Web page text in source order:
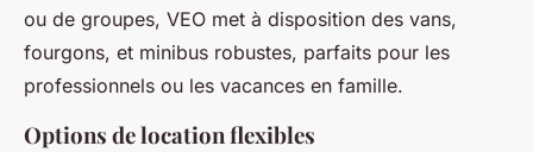
ou de groupes, VEO met à disposition des vans,
fourgons, et minibus robustes, parfaits pour les
professionnels ou les vacances en famille.
Options de location flexibles